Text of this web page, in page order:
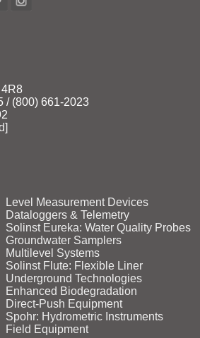
/ (800) 661‑2023
Level Measurement Devices
Dataloggers & Telemetry
Solinst Eureka: Water Quality Probes
Groundwater Samplers
Multilevel Systems
Solinst Flute: Flexible Liner
Underground Technologies
Enhanced Biodegradation
Direct‑Push Equipment
Spohr: Hydrometric Instruments
Field Equipment